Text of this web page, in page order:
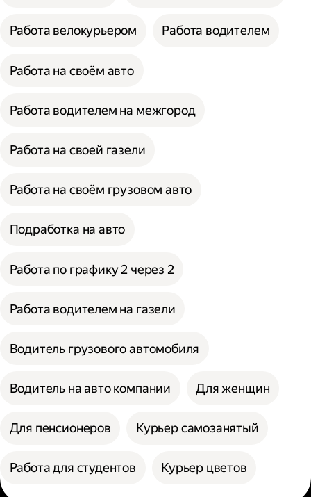
Работа велокурьером Работа водителем
Работа на своём авто
Работа водителем на межгород
Работа на своей газели
Работа на своём грузовом авто
Подработка на авто
Работа по графику 2 через 2
Работа водителем на газели
Водитель грузового автомобиля
Водитель на авто компании Для женщин
Для пенсионеров Курьер самозанятый
Работа для студентов Курьер цветов